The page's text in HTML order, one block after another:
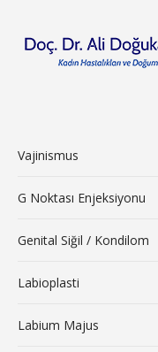
Vajinismus
G Noktası Enjeksiyonu
Genital Siğil / Kondilom
Labioplasti
Labium Majus